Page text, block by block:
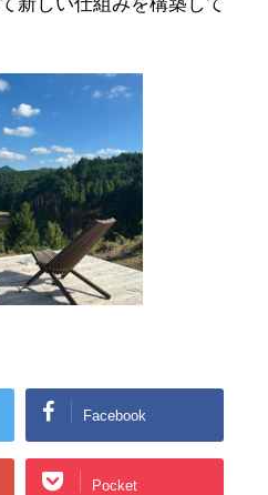
Facebook
Pocket